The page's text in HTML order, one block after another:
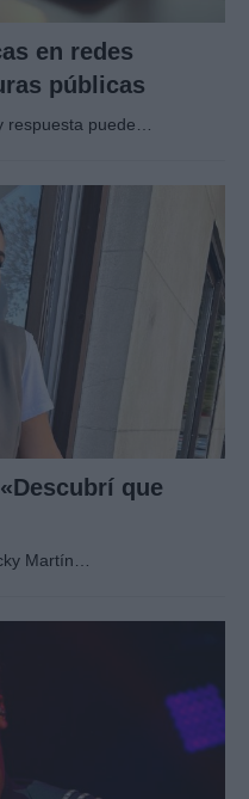
en redes
públicas
respuesta puede…
que
Martín…